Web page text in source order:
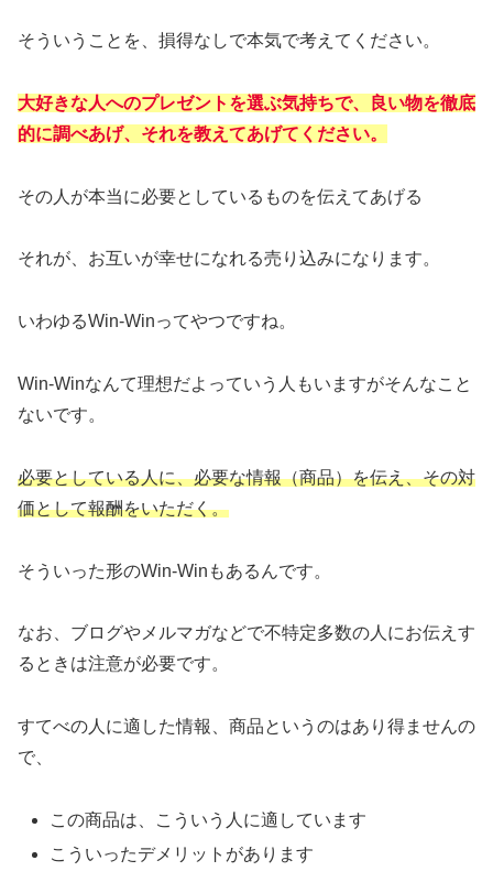
そういうことを、損得なしで本気で考えてください。
大好きな人へのプレゼントを選ぶ気持ちで、良い物を徹底
的に調べあげ、それを教えてあげてください。
その人が本当に必要としているものを伝えてあげる
それが、お互いが幸せになれる売り込みになります。
いわゆるWin-Winってやつですね。
Win-Winなんて理想だよっていう人もいますがそんなこと
ないです。
必要としている人に、必要な情報（商品）を伝え、その対
価として報酬をいただく。
そういった形のWin-Winもあるんです。
なお、ブログやメルマガなどで不特定多数の人にお伝えす
るときは注意が必要です。
すてべの人に適した情報、商品というのはあり得ませんの
で、
この商品は、こういう人に適しています
こういったデメリットがあります